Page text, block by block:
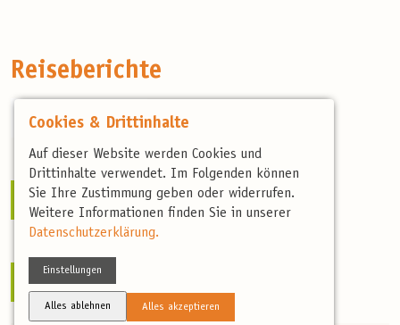
Cookies & Drittinhalte
Auf dieser Website werden Cookies und
Drittinhalte verwendet. Im Folgenden können
Sie Ihre Zustimmung geben oder widerrufen.
Weitere Informationen finden Sie in unserer
Datenschutzerklärung.
Einstellungen
Alles ablehnen Alles akzeptieren
Reiseberichte
Reisebericht 2025
Reisebericht 2024
Reisebericht 2023